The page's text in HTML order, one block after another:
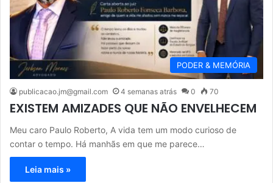
PODER & MEMÓRIA
publicacao.jm@gmail.com 4 semanas atrás 0 70
EXISTEM AMIZADES QUE NÃO ENVELHECEM
Meu caro Paulo Roberto, A vida tem um modo curioso de
contar o tempo. Há manhãs em que me parece…
Leia mais »